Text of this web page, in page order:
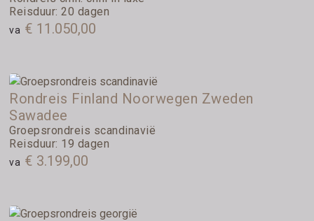
Reisduur: 20 dagen
va € 11.050,00
Rondreis Finland Noorwegen Zweden
Sawadee
Groepsrondreis scandinavië
Reisduur: 19 dagen
va € 3.199,00